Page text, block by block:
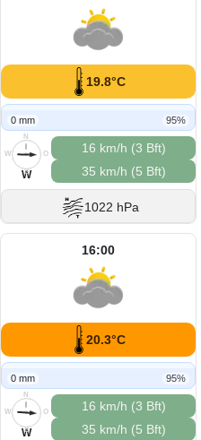
19.8°C
0 mm 95%
N
O
S
W
W
16 km/h (3 Bft)
35 km/h (5 Bft)
1022 hPa
16:00
20.3°C
0 mm 95%
N
O
S
W
W
16 km/h (3 Bft)
35 km/h (5 Bft)